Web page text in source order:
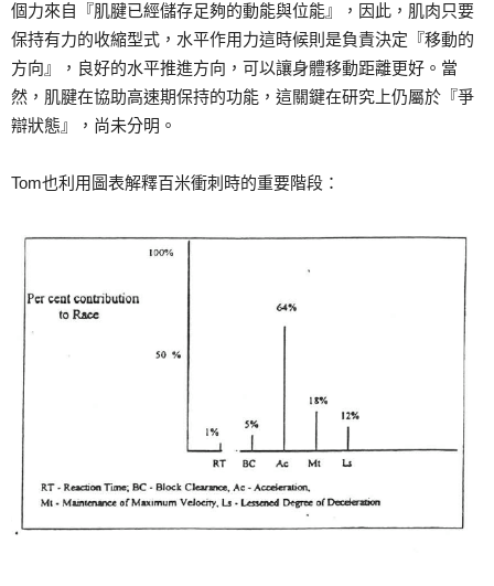
個力來自『肌腱已經儲存足夠的動能與位能』，因此，肌肉只要
保持有力的收縮型式，水平作用力這時候則是負責決定『移動的
方向』，良好的水平推進方向，可以讓身體移動距離更好。當
然，肌腱在協助高速期保持的功能，這關鍵在研究上仍屬於『爭
辯狀態』，尚未分明。
Tom也利用圖表解釋百米衝刺時的重要階段：